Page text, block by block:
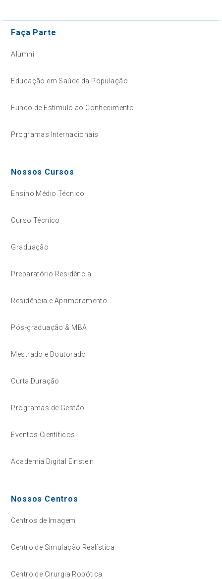
Faça Parte
Alumni
Educação em Saúde da População
Fundo de Estímulo ao Conhecimento
Programas Internacionais
Nossos Cursos
Ensino Médio Técnico
Curso Técnico
Graduação
Preparatório Residência
Residência e Aprimoramento
Pós-graduação & MBA
Mestrado e Doutorado
Curta Duração
Programas de Gestão
Eventos Científicos
Academia Digital Einstein
Nossos Centros
Centros de Imagem
Centro de Simulação Realística
Centro de Cirurgia Robótica